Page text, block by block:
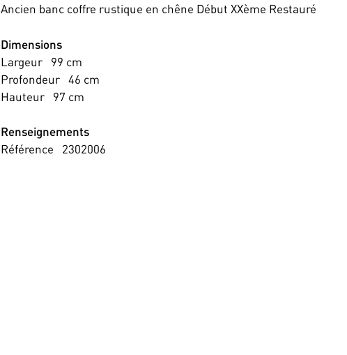
Ancien banc coffre rustique en chêne Début XXème Restauré
Dimensions
Largeur
99 cm
Profondeur 46 cm
Hauteur
97 cm
Renseignements
Référence
2302006